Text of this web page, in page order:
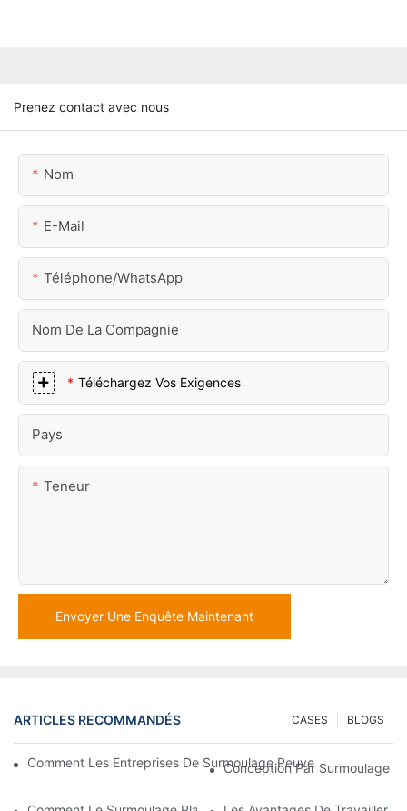
Prenez contact avec nous
Nom
E-Mail
Téléphone/WhatsApp
Nom De La Compagnie
Téléchargez Vos Exigences
Pays
Teneur
Envoyer Une Enquête Maintenant
ARTICLES RECOMMANDÉS BLOGS
CASES
Comment Les Entreprises De Surmoulage Peuvent Gérer Des
Conception Par Surmoulage :